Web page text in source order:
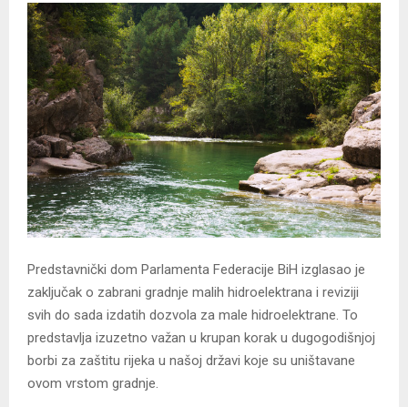
Predstavnički dom Parlamenta Federacije BiH izglasao je
zaključak o zabrani gradnje malih hidroelektrana i reviziji
svih do sada izdatih dozvola za male hidroelektrane. To
predstavlja izuzetno važan u krupan korak u dugogodišnjoj
borbi za zaštitu rijeka u našoj državi koje su uništavane
ovom vrstom gradnje.